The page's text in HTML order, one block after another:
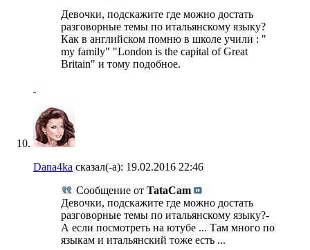
Девочки, подскажите где можно достать
разговорные темы по итальянскому языку?
Как в английском помню в школе учили : "
my family" "London is the capital of Great
Britain" и тому подобное.
Dana4ka сказал(-а): 19.02.2016 22:46
Сообщение от TataCam
Девочки, подскажите где можно достать
разговорные темы по итальянскому языку?-
А если посмотреть на ютубе ... Там много по
языкам и итальянский тоже есть ...